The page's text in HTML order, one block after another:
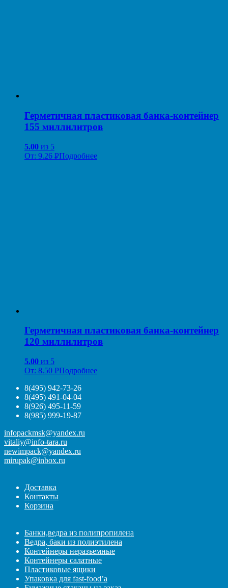
Герметичная пластиковая банка-контейнер
155 миллилитров
5.00 из 5
От: 9.26 РПодробнее
Герметичная пластиковая банка-контейнер
120 миллилитров
5.00 из 5
От: 8.50 РПодробнее
8(495) 942-73-26
8(495) 491-04-04
8(926) 495-11-59
8(985) 999-19-87
infopackmsk@yandex.ru
vitaliy@info-tara.ru
newimpack@yandex.ru
mirupak@inbox.ru
Доставка
Контакты
Корзина
Банки,ведра из полипропилена
Ведра, баки из полиэтилена
Контейнеры неразъемные
Контейнеры салатные
Пластиковые ящики
Упаковка для fast-food’а